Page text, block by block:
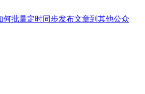
何批量定时同步发布文章到其他公众